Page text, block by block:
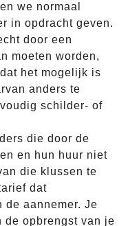
we normaal
in opdracht geven.
door een
moeten worden,
het mogelijk is
anders te
schilder- of
die door de
en hun huur niet
die klussen te
dat
de aannemer. Je
de opbrengst van je